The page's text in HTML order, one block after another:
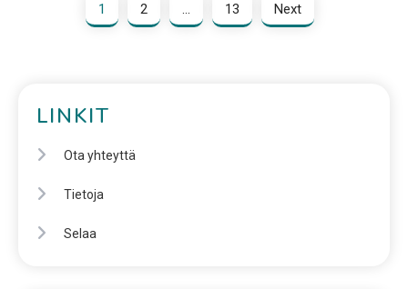
1 2 … 13 Next
LINKIT
Ota yhteyttä
Tietoja
Selaa